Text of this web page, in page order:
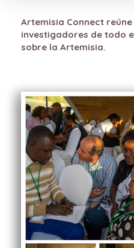
Artemisia Connect
investigadores de todo
sobre la Artemisia.